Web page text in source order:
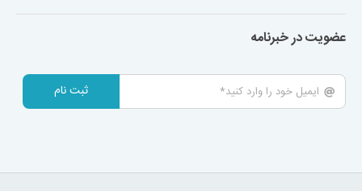
عضویت در خبرنامه
ثبت نام